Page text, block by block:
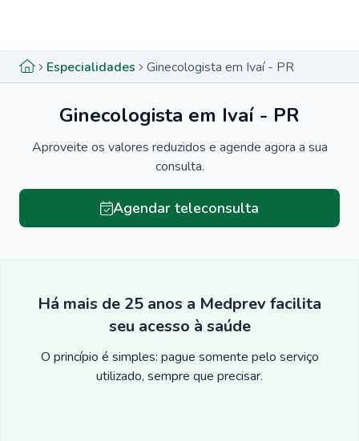
Especialidades Ginecologista em Ivaí - PR
Ginecologista em Ivaí - PR
Aproveite os valores reduzidos e agende agora a sua
consulta.
Agendar teleconsulta
Há mais de 25 anos a Medprev facilita
seu acesso à saúde
O princípio é simples: pague somente pelo serviço
utilizado, sempre que precisar.